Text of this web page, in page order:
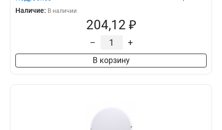
Наличие: В наличии
204,12 ₽
– +
В корзину